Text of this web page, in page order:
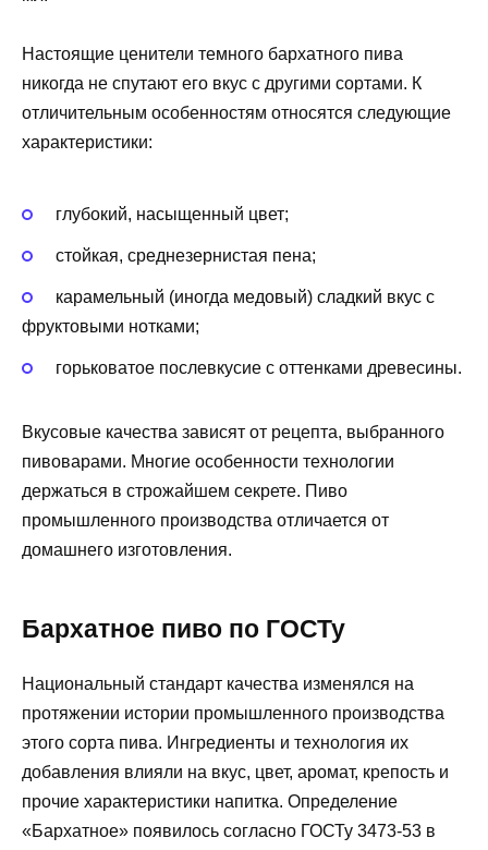
Настоящие ценители темного бархатного пива
никогда не спутают его вкус с другими сортами. К
отличительным особенностям относятся следующие
характеристики:
глубокий, насыщенный цвет;
стойкая, среднезернистая пена;
карамельный (иногда медовый) сладкий вкус с
фруктовыми нотками;
горьковатое послевкусие с оттенками древесины.
Вкусовые качества зависят от рецепта, выбранного
пивоварами. Многие особенности технологии
держаться в строжайшем секрете. Пиво
промышленного производства отличается от
домашнего изготовления.
Бархатное пиво по ГОСТу
Национальный стандарт качества изменялся на
протяжении истории промышленного производства
этого сорта пива. Ингредиенты и технология их
добавления влияли на вкус, цвет, аромат, крепость и
прочие характеристики напитка. Определение
«Бархатное» появилось согласно ГОСТу 3473-53 в